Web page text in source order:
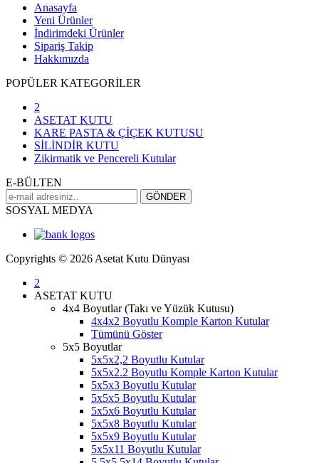
Anasayfa
Yeni Ürünler
İndirimdeki Ürünler
Sipariş Takip
Hakkımızda
POPÜLER KATEGORİLER
2
ASETAT KUTU
KARE PASTA & ÇİÇEK KUTUSU
SİLİNDİR KUTU
Zikirmatik ve Pencereli Kutular
E-BÜLTEN
SOSYAL MEDYA
Copyrights © 2026 Asetat Kutu Dünyası
2
ASETAT KUTU
4x4 Boyutlar (Takı ve Yüzük Kutusu)
4x4x2 Boyutlu Komple Karton Kutular
Tümünü Göster
5x5 Boyutlar
5x5x2,2 Boyutlu Kutular
5x5x2.2 Boyutlu Komple Karton Kutular
5x5x3 Boyutlu Kutular
5x5x5 Boyutlu Kutular
5x5x6 Boyutlu Kutular
5x5x8 Boyutlu Kutular
5x5x9 Boyutlu Kutular
5x5x11 Boyutlu Kutular